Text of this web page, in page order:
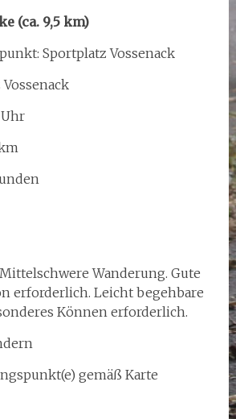
(ca. 9,5 km)
Sportplatz Vossenack
Wanderung. Gute
erforderlich. Leicht begehbare
Können erforderlich.
gemäß Karte